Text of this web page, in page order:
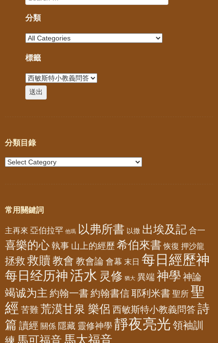
分類
標籤
分類目錄
常用關鍵詞
主再來 亞伯拉罕 他瑪 以弗所書 以撒 出埃及記 合一
喜樂的心 執事 山上的經歷 希伯來書 恢復 押沙龍
拯救 救贖 教會 教會論 會幕 末日 每日經歷神
每日经历神活水 灵修 猶大 異端 神學 神論
竭诚为主 約翰一書 約翰書信耶利米書 聖所 聖
經 苦難 荒漠甘泉 樂侶 西敏斯特小教義問答詩
篇 讀經 關係 隱藏 靈修神學 靜夜亮光 領袖訓
練 馬可福音 馬太福音